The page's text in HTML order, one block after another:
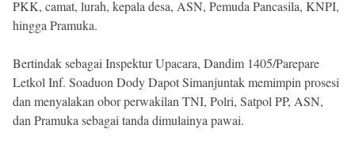
PKK, camat, lurah, kepala desa, ASN, Pemuda Pancasila, KNPI,
hingga Pramuka.
Bertindak sebagai Inspektur Upacara, Dandim 1405/Parepare
Letkol Inf. Soaduon Dody Dapot Simanjuntak memimpin prosesi
dan menyalakan obor perwakilan TNI, Polri, Satpol PP, ASN,
dan Pramuka sebagai tanda dimulainya pawai.